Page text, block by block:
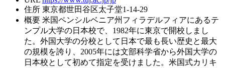
住所 東京都世田谷区太子堂1-14-29
概要 米国ペンシルベニア州フィラデルフィアにあるテ
ンプル大学の日本校で、1982年に東京で開校しまし
た。外国大学の分校として日本で最も長い歴史と最大
の規模を誇り、2005年には文部科学省から外国大学の
日本校として初めて指定を受けました。米国式カリキ